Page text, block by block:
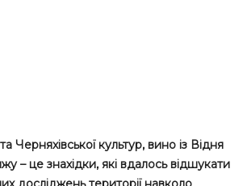
Черняхівської культур, вино із Відня
– це знахідки, які вдалось відшукати